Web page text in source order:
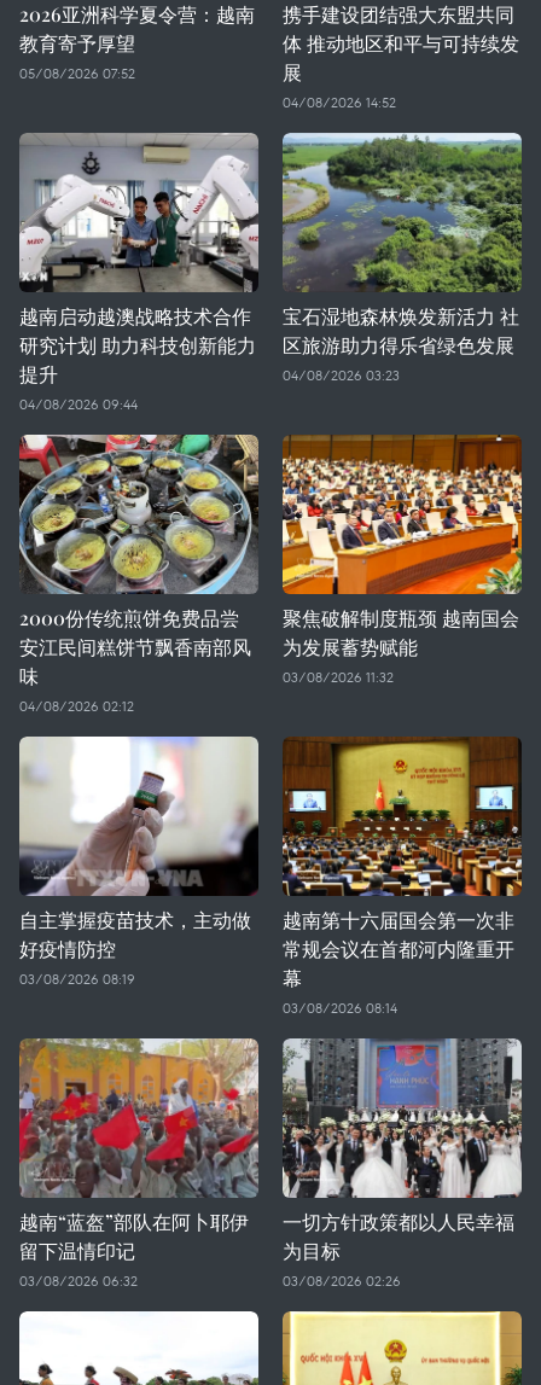
2026亚洲科学夏令营：越南
教育寄予厚望
05/08/2026 07:52
携手建设团结强大东盟共同
体 推动地区和平与可持续发
展
04/08/2026 14:52
越南启动越澳战略技术合作
研究计划 助力科技创新能力
提升
04/08/2026 09:44
宝石湿地森林焕发新活力 社
区旅游助力得乐省绿色发展
04/08/2026 03:23
2000份传统煎饼免费品尝
安江民间糕饼节飘香南部风
味
04/08/2026 02:12
聚焦破解制度瓶颈 越南国会
为发展蓄势赋能
03/08/2026 11:32
自主掌握疫苗技术，主动做
好疫情防控
03/08/2026 08:19
越南第十六届国会第一次非
常规会议在首都河内隆重开
幕
03/08/2026 08:14
越南“蓝盔”部队在阿卜耶伊
留下温情印记
03/08/2026 06:32
一切方针政策都以人民幸福
为目标
03/08/2026 02:26